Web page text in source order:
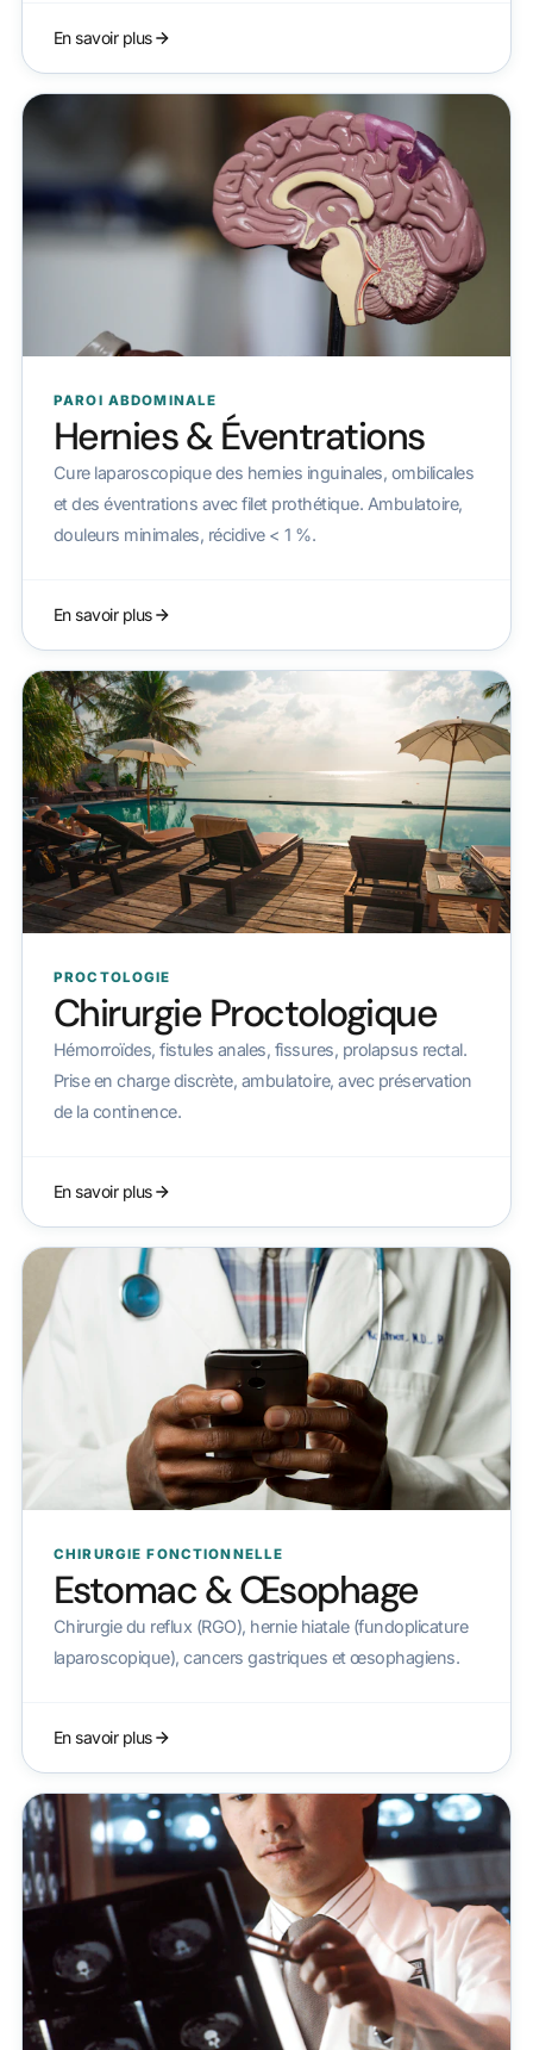
En savoir plus
PAROI ABDOMINALE
Hernies & Éventrations
Cure laparoscopique des hernies inguinales, ombilicales
et des éventrations avec filet prothétique. Ambulatoire,
douleurs minimales, récidive < 1 %.
En savoir plus
PROCTOLOGIE
Chirurgie Proctologique
Hémorroïdes, fistules anales, fissures, prolapsus rectal.
Prise en charge discrète, ambulatoire, avec préservation
de la continence.
En savoir plus
CHIRURGIE FONCTIONNELLE
Estomac & Œsophage
Chirurgie du reflux (RGO), hernie hiatale (fundoplicature
laparoscopique), cancers gastriques et œsophagiens.
En savoir plus